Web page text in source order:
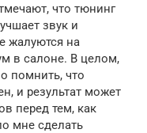
что тюнинг
звук и
жалуются на
в салоне. В целом,
помнить, что
и результат может
перед тем, как
мне сделать